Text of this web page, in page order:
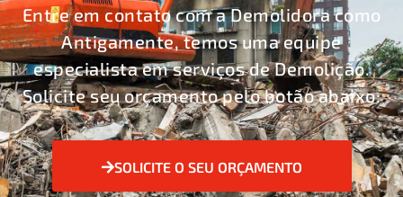
Entre em contato com a Demolidora como
Antigamente, temos uma equipe
especialista em serviços de Demolição.
Solicite seu orçamento pelo botão abaixo:
SOLICITE O SEU ORÇAMENTO